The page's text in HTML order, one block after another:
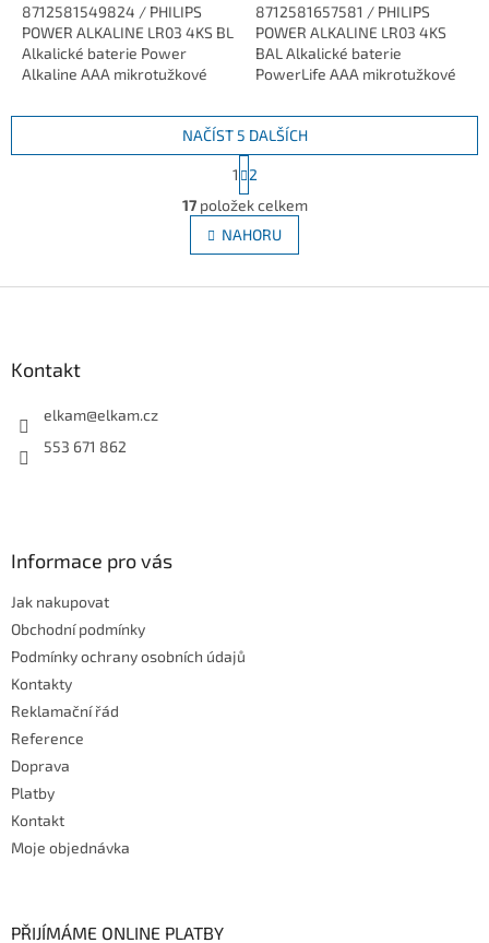
8712581549824 / PHILIPS
POWER ALKALINE LR03 4KS BL
Alkalické baterie Power
Alkaline AAA mikrotužkové
8712581657581 / PHILIPS
POWER ALKALINE LR03 4KS
BAL Alkalické baterie
PowerLife AAA mikrotužkové
O
v
l
á
NAČÍST 5 DALŠÍCH
S
t
r
á
n
k
v
1
2
17položek celkem
NAHORU
Kontakt
elkam@elkam.cz
553 671 862
Informace pro vás
Jak nakupovat
Obchodní podmínky
Podmínky ochrany osobních údajů
Kontakty
Reklamační řád
Reference
Doprava
Platby
Kontakt
Moje objednávka
PŘIJÍMÁME ONLINE PLATBY